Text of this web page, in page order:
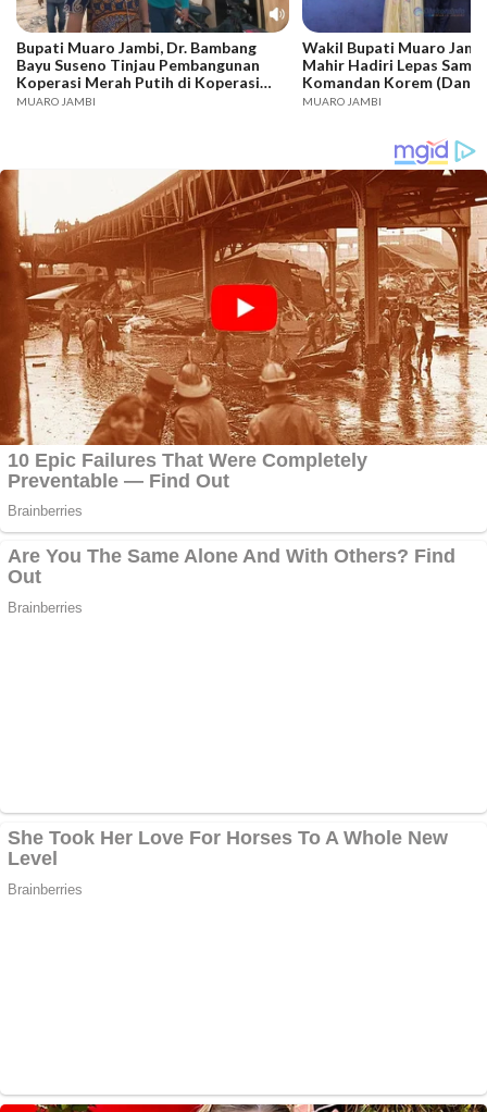
Bupati Muaro Jambi, Dr. Bambang
Bayu Suseno Tinjau Pembangunan
Koperasi Merah Putih di Koperasi
Desa Sungai Gelam
MUARO JAMBI
Wakil Bupati Muaro
Mahir Hadiri Lepas
Komandan Korem
042/Garuda Putih (Gapu)
MUARO JAMBI